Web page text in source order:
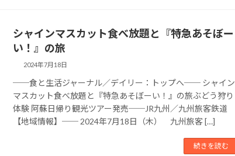
シャインマスカット食べ放題と『特急あそぼー
い！』の旅
2024年7月18日
──食と生活ジャーナル／デイリー：トップへ── シャイン
マスカット食べ放題と『特急あそぼーい！』の旅ぶどう狩り
体験 阿蘇日帰り観光ツアー発売──JR九州／九州旅客鉄道
【地域情報】── 2024年7月18日（木） 九州旅客 […]
続きを読む